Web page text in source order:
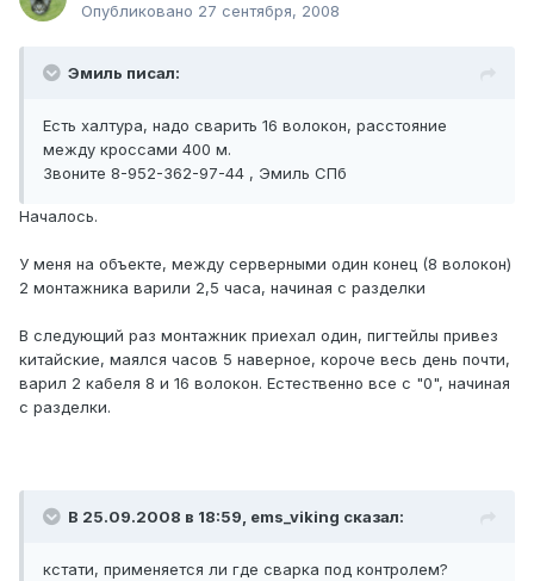
Опубликовано 27 сентября, 2008
Эмиль писал:
Есть халтура, надо сварить 16 волокон, расстояние
между кроссами 400 м.
Звоните 8-952-362-97-44 , Эмиль СПб
Началось.
У меня на объекте, между серверными один конец (8 волокон)
2 монтажника варили 2,5 часа, начиная с разделки
В следующий раз монтажник приехал один, пигтейлы привез
китайские, маялся часов 5 наверное, короче весь день почти,
варил 2 кабеля 8 и 16 волокон. Естественно все с "0", начиная
с разделки.
В 25.09.2008 в 18:59, ems_viking сказал:
кстати, применяется ли где сварка под контролем?